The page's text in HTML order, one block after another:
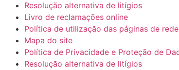
Resolução alternativa de litígios
Livro de reclamações online
Política de utilização das páginas de
Mapa do site
Política de Privacidade e Proteção de
Resolução alternativa de litígios